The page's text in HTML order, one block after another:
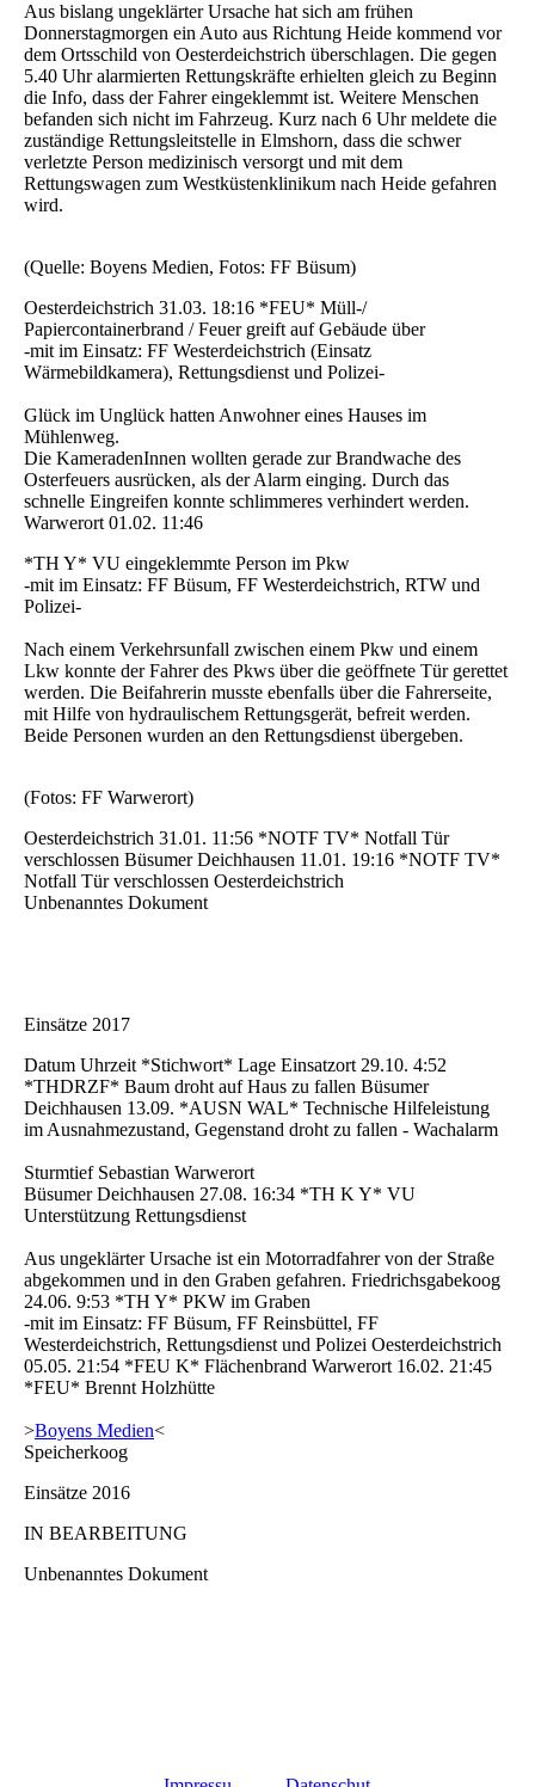
Aus bislang ungeklärter Ursache hat sich am frühen
Donnerstagmorgen ein Auto aus Richtung Heide kommend vor
dem Ortsschild von Oesterdeichstrich überschlagen. Die gegen
5.40 Uhr alarmierten Rettungskräfte erhielten gleich zu Beginn
die Info, dass der Fahrer eingeklemmt ist. Weitere Menschen
befanden sich nicht im Fahrzeug. Kurz nach 6 Uhr meldete die
zuständige Rettungsleitstelle in Elmshorn, dass die schwer
verletzte Person medizinisch versorgt und mit dem
Rettungswagen zum Westküstenklinikum nach Heide gefahren
wird.
(Quelle: Boyens Medien, Fotos: FF Büsum)
Oesterdeichstrich 31.03. 18:16 *FEU* Müll-/
Papiercontainerbrand / Feuer greift auf Gebäude über
-mit im Einsatz: FF Westerdeichstrich (Einsatz
Wärmebildkamera), Rettungsdienst und Polizei-
Glück im Unglück hatten Anwohner eines Hauses im
Mühlenweg.
Die KameradenInnen wollten gerade zur Brandwache des
Osterfeuers ausrücken, als der Alarm einging. Durch das
schnelle Eingreifen konnte schlimmeres verhindert werden.
Warwerort 01.02. 11:46
*TH Y* VU eingeklemmte Person im Pkw
-mit im Einsatz: FF Büsum, FF Westerdeichstrich, RTW und
Polizei-
Nach einem Verkehrsunfall zwischen einem Pkw und einem
Lkw konnte der Fahrer des Pkws über die geöffnete Tür gerettet
werden. Die Beifahrerin musste ebenfalls über die Fahrerseite,
mit Hilfe von hydraulischem Rettungsgerät, befreit werden.
Beide Personen wurden an den Rettungsdienst übergeben.
(Fotos: FF Warwerort)
Oesterdeichstrich 31.01. 11:56 *NOTF TV* Notfall Tür
verschlossen Büsumer Deichhausen 11.01. 19:16 *NOTF TV*
Notfall Tür verschlossen Oesterdeichstrich
Unbenanntes Dokument
Einsätze 2017
Datum Uhrzeit *Stichwort* Lage Einsatzort 29.10. 4:52
*THDRZF* Baum droht auf Haus zu fallen Büsumer
Deichhausen 13.09. *AUSN WAL* Technische Hilfeleistung
im Ausnahmezustand, Gegenstand droht zu fallen - Wachalarm
Sturmtief Sebastian Warwerort
Büsumer Deichhausen 27.08. 16:34 *TH K Y* VU
Unterstützung Rettungsdienst
Aus ungeklärter Ursache ist ein Motorradfahrer von der Straße
abgekommen und in den Graben gefahren. Friedrichsgabekoog
24.06. 9:53 *TH Y* PKW im Graben
-mit im Einsatz: FF Büsum, FF Reinsbüttel, FF
Westerdeichstrich, Rettungsdienst und Polizei Oesterdeichstrich
05.05. 21:54 *FEU K* Flächenbrand Warwerort 16.02. 21:45
*FEU* Brennt Holzhütte
>Boyens Medien<
Speicherkoog
Einsätze 2016
IN BEARBEITUNG
Unbenanntes Dokument